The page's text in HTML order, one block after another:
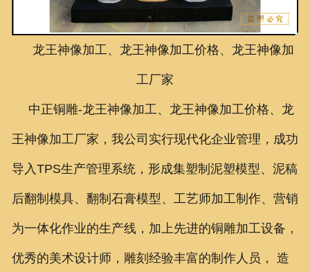
龙王神像加工、龙王神像加工价格、龙王神像加
工厂家
中正铜雕-龙王神像加工、 龙王神像加工价格、 龙
王神像加工厂家 ，我公司实行现代化企业管理，成功
导入TPS生产管理系统，形成集塑制泥塑模型、泥稿
后翻制模具、翻制石膏模型、工艺师加工制作、营销
为一体化作业的生产线，加上先进的铜雕加工设备，
优秀的美术设计师，雕刻经验丰富的制作人员， 造